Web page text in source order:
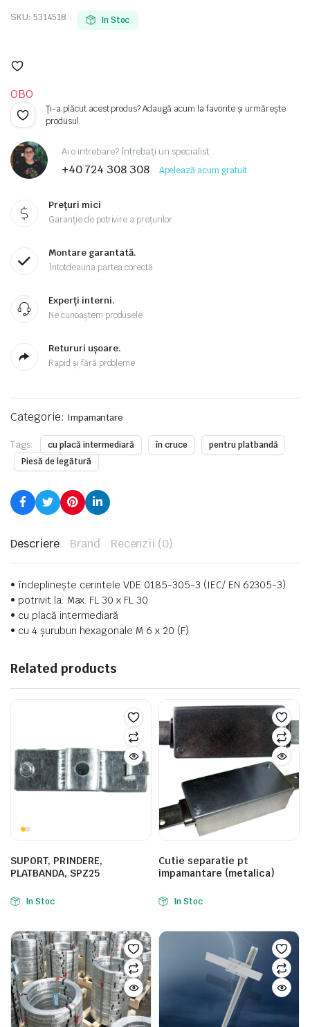
SKU: 5314518 In Stoc
OBO
Ți-a plăcut acest produs? Adaugă acum la favorite și urmărește
produsul.
Ai o intrebare? Întrebați un specialist
+40 724 308 308 Apelează acum gratuit
Prețuri mici
Garanție de potrivire a prețurilor
Montare garantată.
Întotdeauna partea corectă
Experți interni.
Ne cunoaștem produsele
Retururi ușoare.
Rapid și fără probleme
Categorie: Impamantare
Tags: cu placă intermediară în cruce
pentru platbandă
Piesă de legătură
Descriere Brand Recenzii (0)
• îndeplinește cerintele VDE 0185-305-3 (IEC/ EN 62305-3)
• potrivit la: Max. FL 30 x FL 30
• cu placă intermediară
• cu 4 șuruburi hexagonale M 6 x 20 (F)
Related products
SUPORT, PRINDERE,
PLATBANDA, SPZ25
In Stoc
Cutie separatie pt
impamantare (metalica)
In Stoc